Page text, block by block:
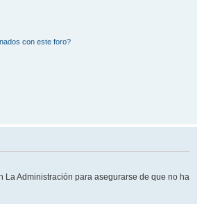
con este foro?
La Administración para asegurarse de que no ha